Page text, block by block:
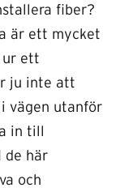
fiber?
är ett mycket
ur ett
ju inte att
vägen utanför
in till
de här
och